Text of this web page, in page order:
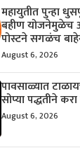
महायुतीत पुन्हा
बहीण योजनेमुळेच
पोस्टने सगळंच
August 6, 2026
पावसाळ्यात
सोप्या पद्धतीने
August 6, 2026